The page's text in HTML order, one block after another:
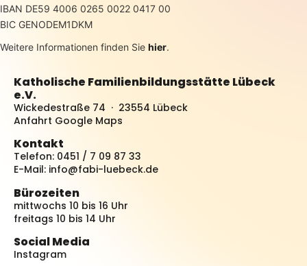
IBAN DE59 4006 0265 0022 0417 00
BIC GENODEM1DKM
Weitere Informationen finden Sie hier.
Katholische Familienbildungsstätte Lübeck
e.V.
Wickedestraße 74 · 23554 Lübeck
Anfahrt Google Maps
Kontakt
Telefon: 0451 / 7 09 87 33
E-Mail: info@fabi-luebeck.de
Bürozeiten
mittwochs 10 bis 16 Uhr
freitags 10 bis 14 Uhr
Social Media
Instagram